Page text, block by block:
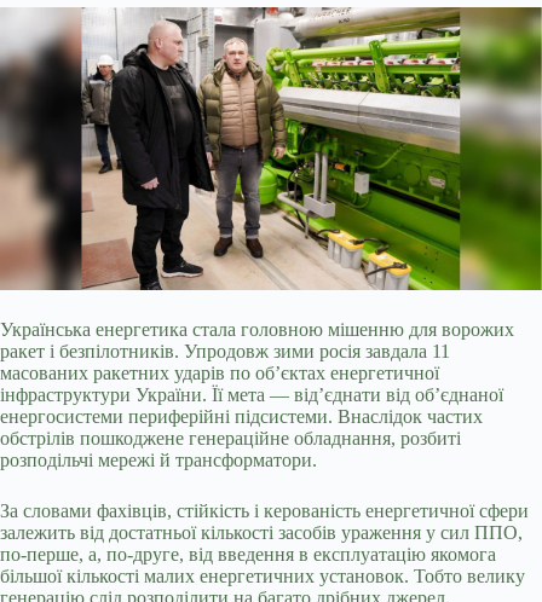
Українська енергетика стала головною мішенню для ворожих
ракет і безпілотників. Упродовж зими росія завдала 11
масованих ракетних ударів по об’єктах енергетичної
інфраструктури України. Її мета — від’єднати від об’єднаної
енергосистеми периферійні підсистеми. Внаслідок частих
обстрілів пошкоджене генераційне обладнання, розбиті
розподільчі мережі й трансформатори.
За словами фахівців, стійкість і керованість енергетичної сфери
залежить від достатньої кількості засобів ураження у сил ППО,
по-перше, а, по-друге, від введення в експлуатацію якомога
більшої кількості малих енергетичних установок. Тобто велику